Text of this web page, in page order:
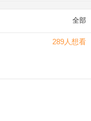
真人秀节目《导演请指
《亲爱的希帕蒂娅》开
年之小时候》《许纯纯
全部
289人想看